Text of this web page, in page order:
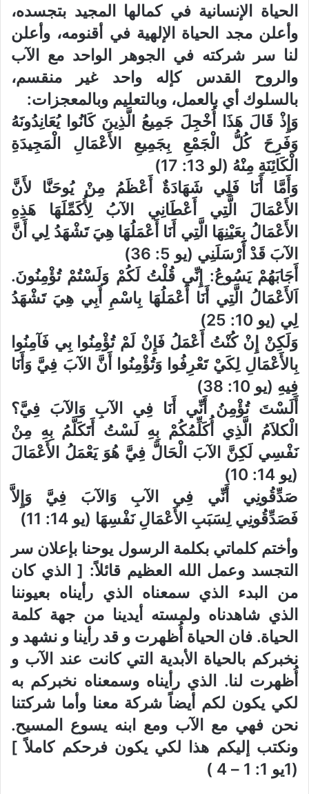
الحياة الإنسانية في كمالها المجيد بتجسده،
وأعلن مجد الحياة الإلهية في أقنومه، وأعلن
لنا سر شركته في الجوهر الواحد مع الآب
والروح القدس كإله واحد غير منقسم،
بالسلوك أي بالعمل، وبالتعليم وبالمعجزات:
وَإِذْ قَالَ هَذَا أُخْجِلَ جَمِيعُ الَّذِينَ كَانُوا يُعَانِدُونَهُ
وَفَرِحَ كُلُّ الْجَمْعِ بِجَمِيعِ الأَعْمَالِ الْمَجِيدَةِ
الْكَائِنَةِ مِنْهُ (لو 13: 17)
وَأَمَّا أَنَا فَلِي شَهَادَةٌ أَعْظَمُ مِنْ يُوحَنَّا لأَنَّ
الأَعْمَالَ الَّتِي أَعْطَانِي الآبُ لِأُكَمِّلَهَا هَذِهِ
الأَعْمَالُ بِعَيْنِهَا الَّتِي أَنَا أَعْمَلُهَا هِيَ تَشْهَدُ لِي أَنَّ
الآبَ قَدْ أَرْسَلَنِي (يو 5: 36)
أَجَابَهُمْ يَسُوعُ: إِنِّي قُلْتُ لَكُمْ وَلَسْتُمْ تُؤْمِنُونَ.
اَلأَعْمَالُ الَّتِي أَنَا أَعْمَلُهَا بِاسْمِ أَبِي هِيَ تَشْهَدُ
لِي (يو 10: 25)
وَلَكِنْ إِنْ كُنْتُ أَعْمَلُ فَإِنْ لَمْ تُؤْمِنُوا بِي فَآمِنُوا
بِالأَعْمَالِ لِكَيْ تَعْرِفُوا وَتُؤْمِنُوا أَنَّ الآبَ فِيَّ وَأَنَا
فِيهِ (يو 10: 38)
أَلَسْتَ تُؤْمِنُ أَنِّي أَنَا فِي الآبِ وَالآبَ فِيَّ؟
الْكلاَمُ الَّذِي أُكَلِّمُكُمْ بِهِ لَسْتُ أَتَكَلَّمُ بِهِ مِنْ
نَفْسِي لَكِنَّ الآبَ الْحَالَّ فِيَّ هُوَ يَعْمَلُ الأَعْمَالَ
(يو 14: 10)
صَدِّقُونِي أَنِّي فِي الآبِ وَالآبَ فِيَّ وَإِلاَّ
فَصَدِّقُونِي لِسَبَبِ الأَعْمَالِ نَفْسِهَا (يو 14: 11)
وأختم كلماتي بكلمة الرسول يوحنا بإعلان سر
التجسد وعمل الله العظيم قائلاً: [ الذي كان
من البدء الذي سمعناه الذي رأيناه بعيوننا
الذي شاهدناه ولمسته أيدينا من جهة كلمة
الحياة. فان الحياة أُظهرت و قد رأينا و نشهد و
نخبركم بالحياة الأبدية التي كانت عند الآب و
أُظهرت لنا. الذي رأيناه وسمعناه نخبركم به
لكي يكون لكم أيضاً شركة معنا وأما شركتنا
نحن فهي مع الآب ومع ابنه يسوع المسيح.
ونكتب إليكم هذا لكي يكون فرحكم كاملاً ]
(1يو 1: 1 – 4 )